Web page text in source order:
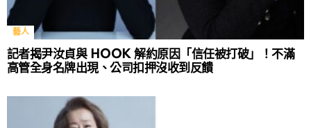
藝人
記者揭尹汝貞與 HOOK 解約原因「信任被打破」！不滿
高管全身名牌出現、公司扣押沒收到反饋